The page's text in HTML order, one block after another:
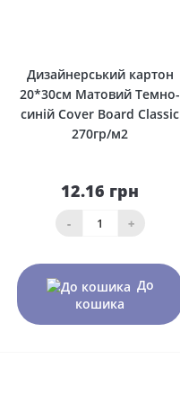
Дизайнерський картон
20*30см Матовий Темно-
синій Сover Board Classic
270гр/м2
12.16 грн
- +
До
кошика